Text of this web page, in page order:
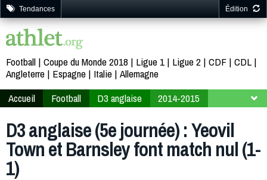
Tendances Édition
Football Coupe du Monde 2018 Ligue 1 Ligue 2 CDF CDL
Angleterre
Espagne Italie Allemagne
Accueil
Football D3 anglaise
2014-2015
D3 anglaise (5e journée) : Yeovil
Town et Barnsley font match nul (1-
1)